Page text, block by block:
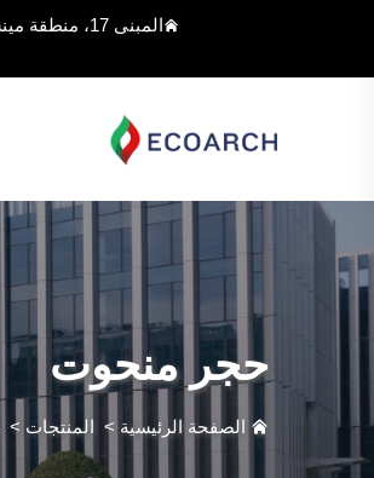
المبنى 17، منطقة مينشان، الطابق الثالث، رقم 168 شارع جيوغان، مقاطعة سونغجيانغ، شنغهاي، الصين
حجر منحوت
الصفحة الرئيسية > المنتجات >